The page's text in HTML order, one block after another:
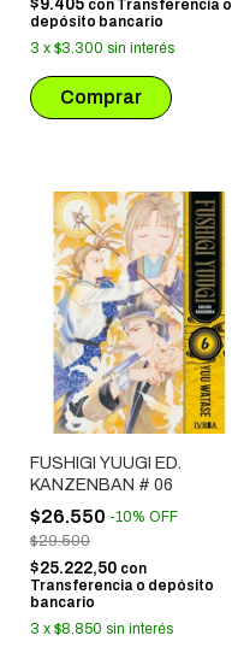
$9.405 con Transferencia o
depósito bancario
3 x $3.300 sin interés
FUSHIGI YUUGI ED.
KANZENBAN # 06
$26.550 -10% OFF
$29.500
$25.222,50 con
Transferencia o depósito
bancario
3 x $8.850 sin interés